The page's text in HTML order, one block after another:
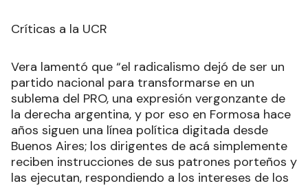
Críticas a la UCR
Vera lamentó que “el radicalismo dejó de ser un
partido nacional para transformarse en un
sublema del PRO, una expresión vergonzante de
la derecha argentina, y por eso en Formosa hace
años siguen una línea política digitada desde
Buenos Aires; los dirigentes de acá simplemente
reciben instrucciones de sus patrones porteños y
las ejecutan, respondiendo a los intereses de los